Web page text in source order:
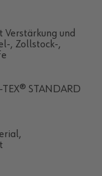
Verstärkung und
, Zollstock-,
TEX® STANDARD